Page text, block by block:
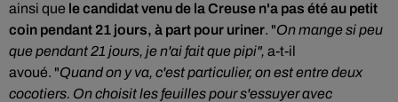
ainsi que le candidat venu de la Creuse n'a pas été au petit
coin pendant 21 jours, à part pour uriner. "On mange si peu
que pendant 21 jours, je n'ai fait que pipi", a-t-il
avoué. "Quand on y va, c'est particulier, on est entre deux
cocotiers. On choisit les feuilles pour s'essuyer avec